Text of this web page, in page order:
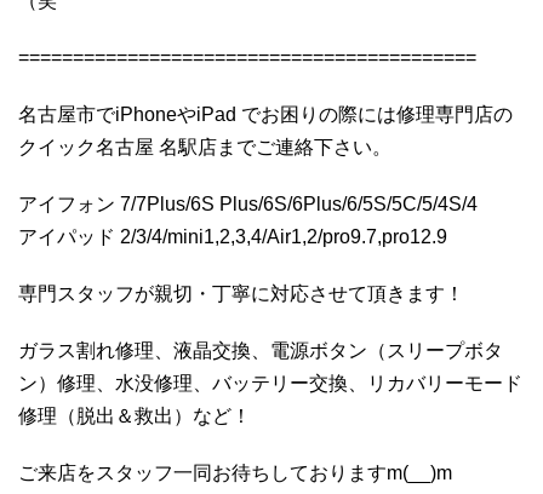
==========================================
名古屋市でiPhoneやiPad でお困りの際には修理専門店の
クイック名古屋 名駅店までご連絡下さい。
アイフォン 7/7Plus/6S Plus/6S/6Plus/6/5S/5C/5/4S/4
アイパッド 2/3/4/mini1,2,3,4/Air1,2/pro9.7,pro12.9
専門スタッフが親切・丁寧に対応させて頂きます！
ガラス割れ修理、液晶交換、電源ボタン（スリープボタ
ン）修理、水没修理、バッテリー交換、リカバリーモード
修理（脱出＆救出）など！
ご来店をスタッフ一同お待ちしておりますm(__)m